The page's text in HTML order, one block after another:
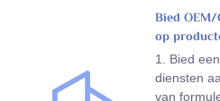
Bied
op
verzorging
1. Bied
diensten
van